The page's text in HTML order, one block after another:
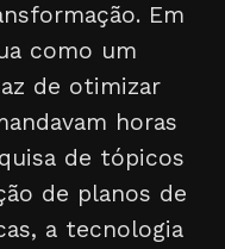
Em
como um
de otimizar
horas
de tópicos
de planos de
a tecnologia